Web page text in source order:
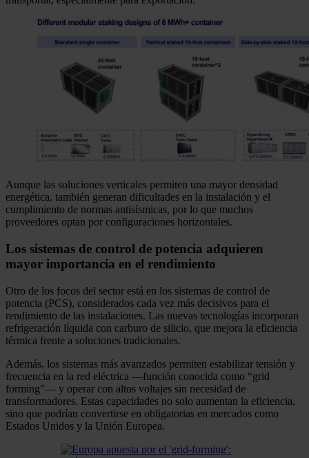
Aunque las soluciones verticales permiten una mayor densidad
energética, también generan dificultades en la instalación y el
cumplimiento de normas antisísmicas, por lo que muchos
proveedores optan por configuraciones horizontales.
Los sistemas de control de potencia adquieren
mayor importancia en el rendimiento
Otro de los focos del sector está en los sistemas de control de
potencia (PCS), considerados cada vez más decisivos para el
rendimiento de las instalaciones. Las nuevas tecnologías incorporan
refrigeración líquida con carburo de silicio, que mejora la eficiencia
térmica frente a soluciones tradicionales.
Además, los sistemas más avanzados permiten estabilizar tensión y
frecuencia en la red eléctrica —función conocida como “grid
forming”— y operar con altos voltajes sin necesidad de
transformadores. Estas capacidades no solo aumentan la eficiencia,
sino que podrían convertirse en obligatorias en mercados como
Estados Unidos y la Unión Europea.